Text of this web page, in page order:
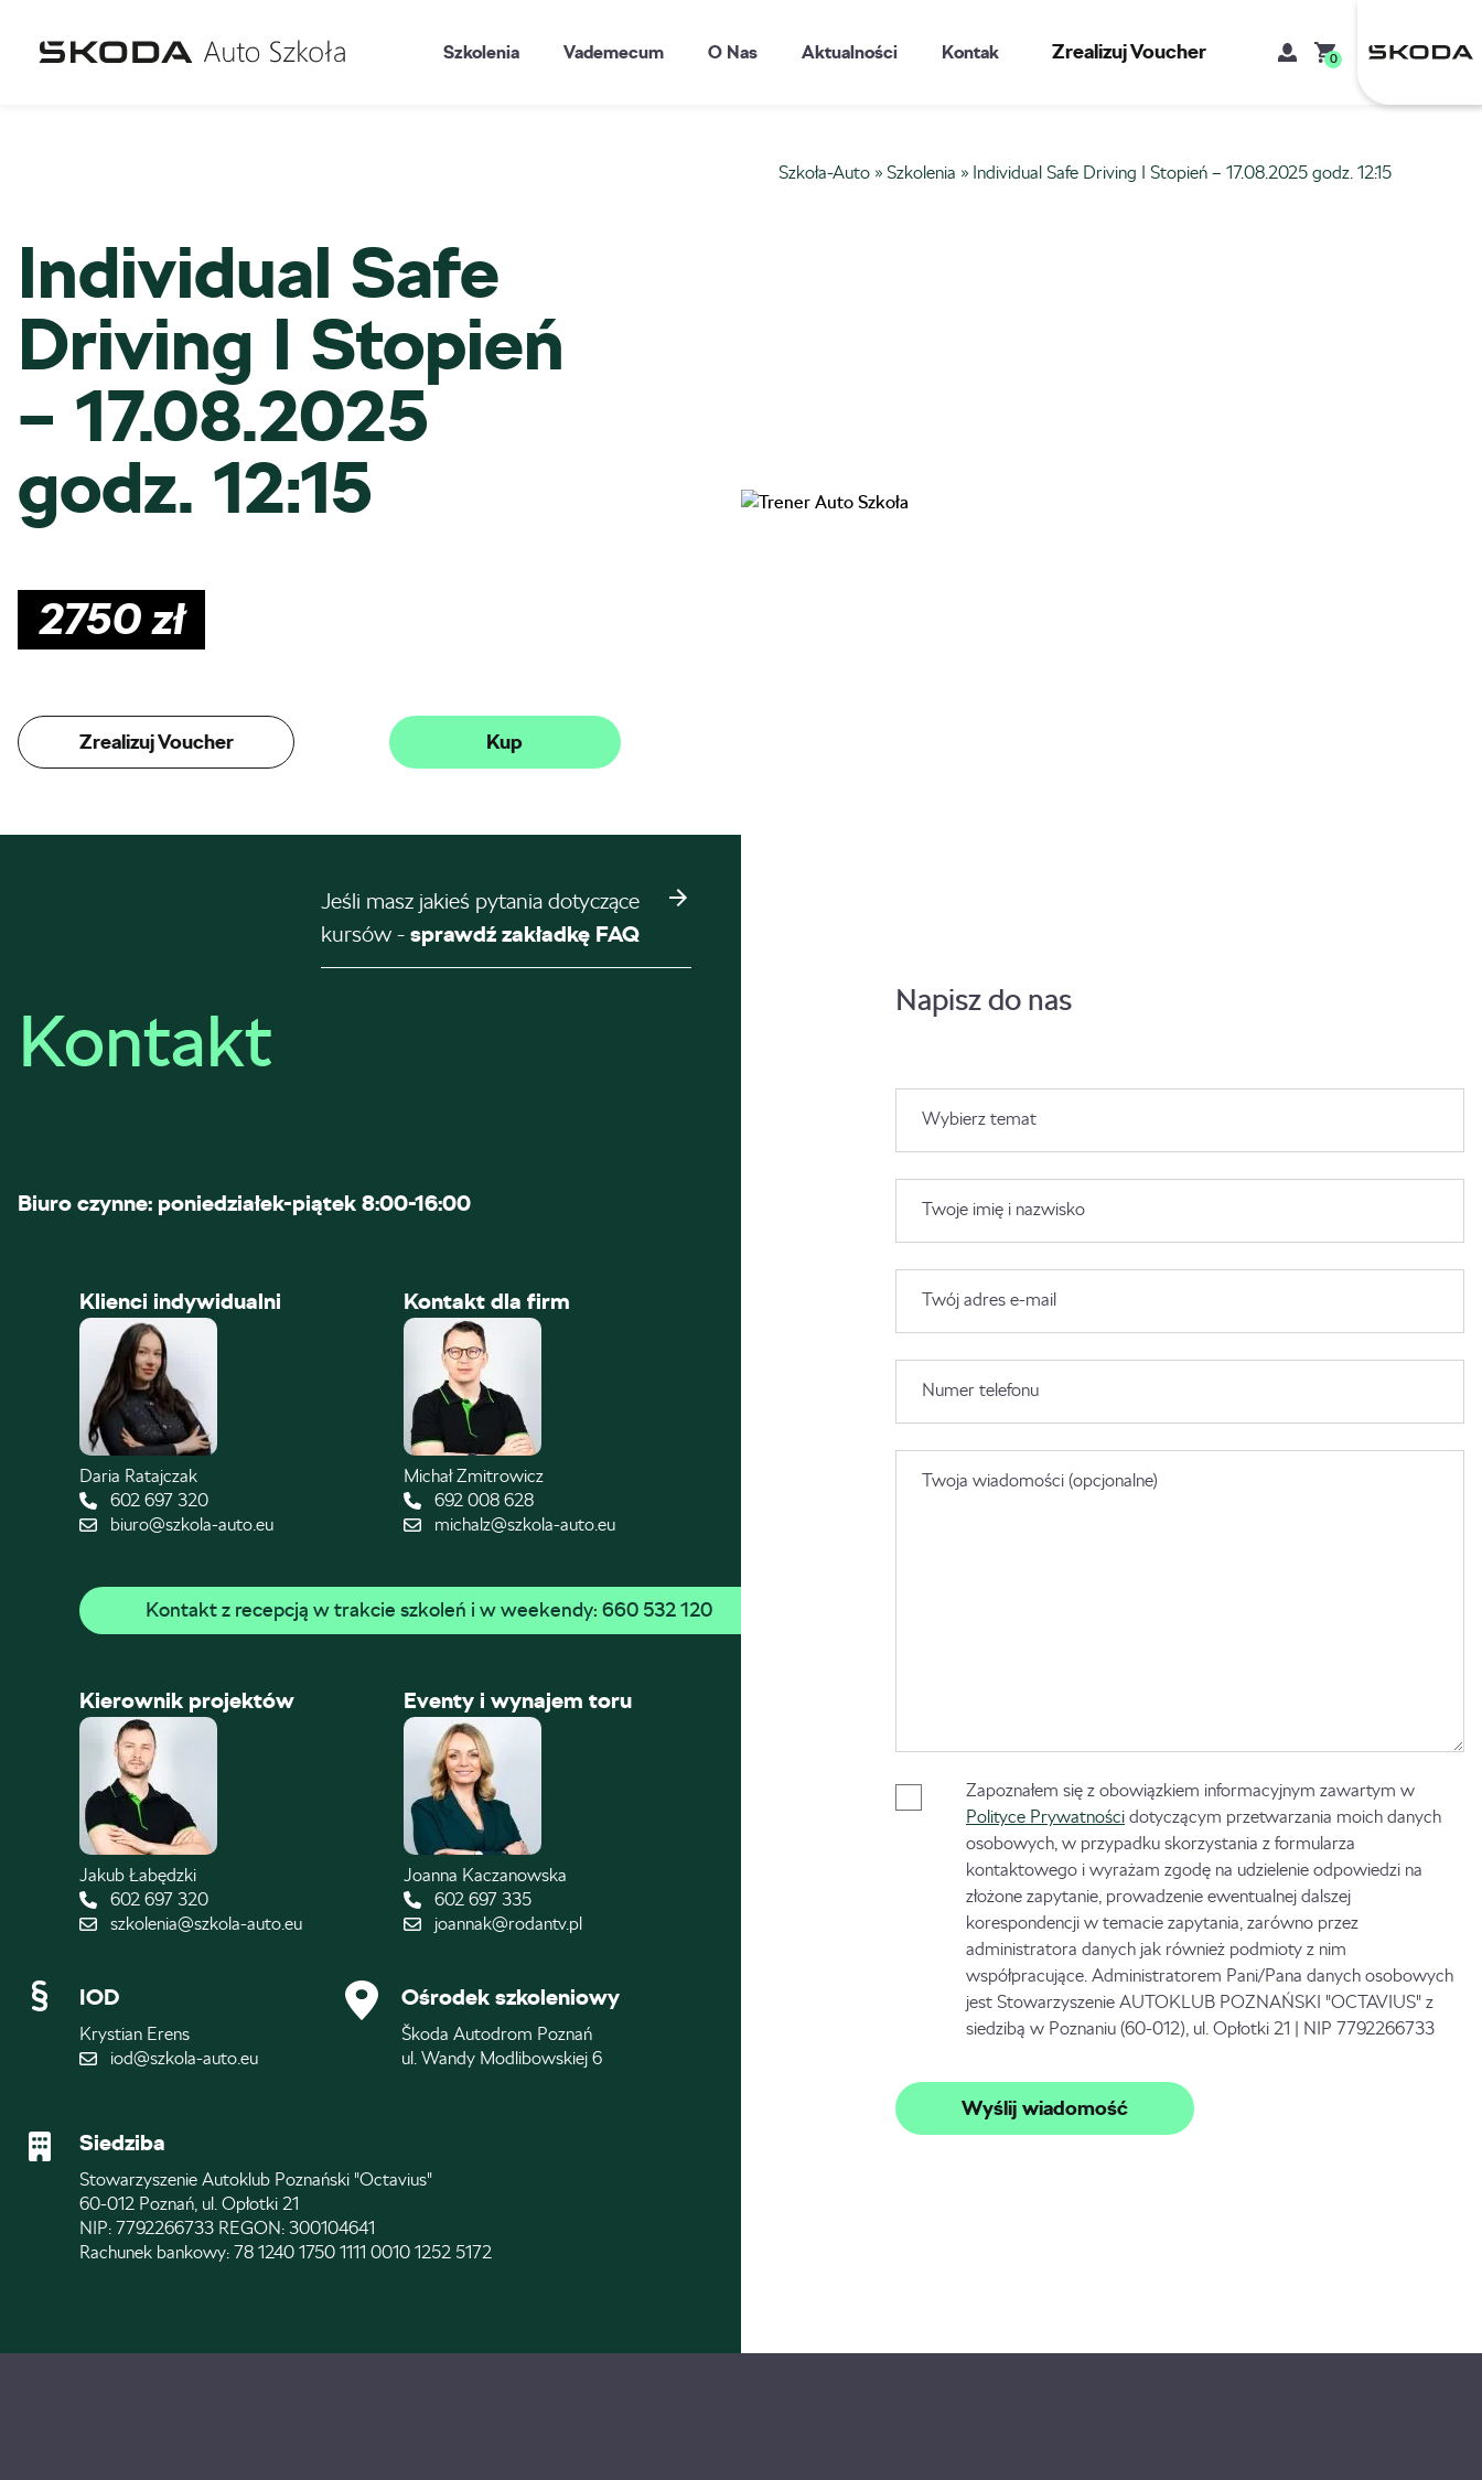
Szkolenia Vademecum O Nas Aktualności Kontakt Zrealizuj Voucher 0
Szkoła-Auto »Szkolenia » Individual Safe Driving I Stopień – 17.08.2025 godz. 12:15
Individual Safe
Driving I Stopień
– 17.08.2025
godz. 12:15
2750zł
Zrealizuj Voucher Kup
Jeśli masz jakieś pytania dotyczące
kursów - sprawdź zakładkę FAQ
Kontakt
Biuro czynne: poniedziałek-piątek 8:00-16:00
Klienci indywidualni
Daria Ratajczak
602 697 320
biuro@szkola-auto.eu
Kontakt dla firm
Michał Zmitrowicz
692 008 628
michalz@szkola-auto.eu
Kontakt z recepcją w trakcie szkoleń i w weekendy: 660 532 120
Kierownik projektów
Jakub Łabędzki
602 697 320
szkolenia@szkola-auto.eu
Eventy i wynajem toru
Joanna Kaczanowska
602 697 335
joannak@rodantv.pl
IOD
Krystian Erens
iod@szkola-auto.eu
Ośrodek szkoleniowy
Škoda Autodrom Poznań
ul. Wandy Modlibowskiej 6
Siedziba
Stowarzyszenie Autoklub Poznański "Octavius"
60-012 Poznań, ul. Opłotki 21
NIP: 7792266733 REGON: 300104641
Rachunek bankowy: 78 1240 1750 1111 0010 1252 5172
Napisz do nas
Wybierz temat
Twoje imię i nazwisko
Twój adres e-mail
Numer telefonu
Twoja wiadomości (opcjonalne)
Zapoznałem się z obowiązkiem informacyjnym zawartym w
Polityce Prywatnościdotyczącym przetwarzania moich danych
osobowych, w przypadku skorzystania z formularza
kontaktowego i wyrażam zgodę na udzielenie odpowiedzi na
złożone zapytanie, prowadzenie ewentualnej dalszej
korespondencji w temacie zapytania, zarówno przez
administratora danych jak również podmioty z nim
współpracujące. Administratorem Pani/Pana danych osobowych
jest Stowarzyszenie AUTOKLUB POZNAŃSKI "OCTAVIUS" z
siedzibą w Poznaniu (60-012), ul. Opłotki 21 | NIP 7792266733